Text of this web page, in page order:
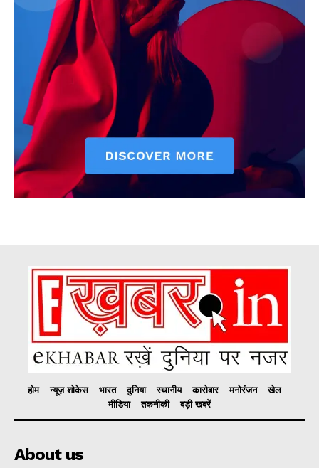
होम न्यूज़ शोकेस भारत दुनिया स्थानीय कारोबार मनोरंजन
खेल
मीडिया
तकनीकी बड़ी खबरें
About us